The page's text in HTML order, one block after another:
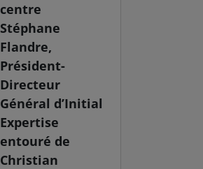
centre
Stéphane
Flandre,
Président-
Directeur
Général d’Initial
Expertise
entouré de
Christian